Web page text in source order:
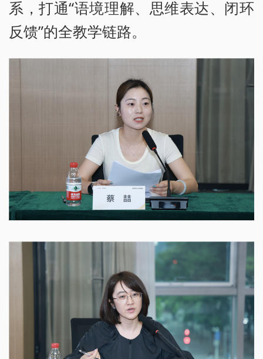
系，打通“语境理解、思维表达、闭环
反馈”的全教学链路。